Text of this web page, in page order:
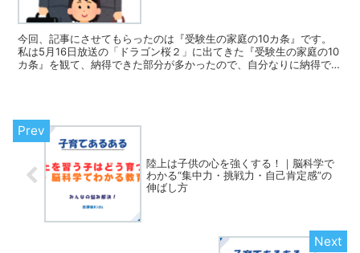
今回、記事にさせてもらったのは『受験生の家庭の10カ条』です。
私は5月16日放送の「ドラゴン桜２」に出てきた『受験生の家庭の10
カ条』を観て、納得できた部分が多かったので、自分なりに納得でき
陸上は子供の心を強くする！｜脳科学で
わかる“集中力・挑戦力・自己肯定感”の
伸ばし方